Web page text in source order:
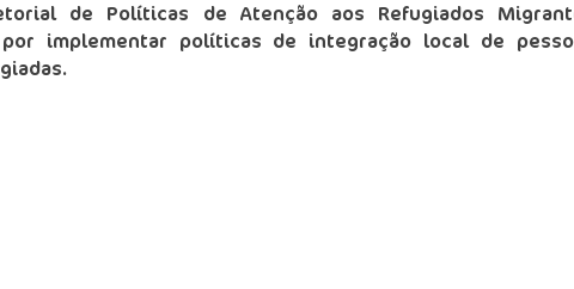
de Políticas de Atenção aos Refugiados
por implementar políticas de integração local de